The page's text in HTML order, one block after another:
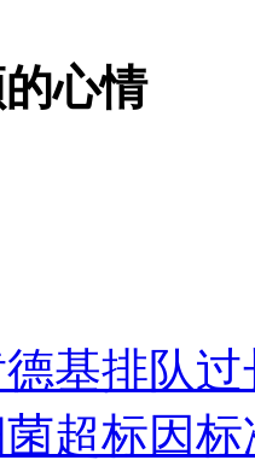
早饭
狠手拳打脚踢
心情
基排队
超标因